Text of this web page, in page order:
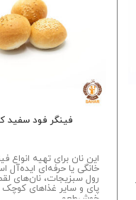
فینگر فود سفید
این نان برای تهیه انواع
خانگی یا حرفه‌ای ایده‌آل
رول سبزیجات، نان‌های
پای و سایر غذاهای کوچک